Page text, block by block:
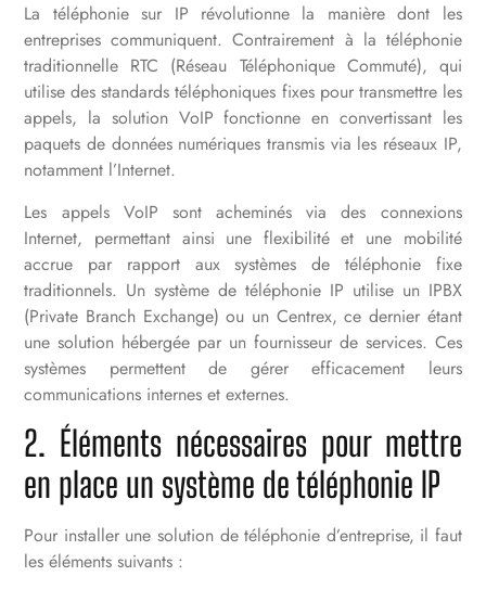
La téléphonie sur IP révolutionne la manière dont les
entreprises communiquent. Contrairement à la téléphonie
traditionnelle RTC (Réseau Téléphonique Commuté), qui
utilise des standards téléphoniques fixes pour transmettre les
appels, la solution VoIP fonctionne en convertissant les
paquets de données numériques transmis via les réseaux IP,
notamment l’Internet.
Les appels VoIP sont acheminés via des connexions
Internet, permettant ainsi une flexibilité et une mobilité
accrue par rapport aux systèmes de téléphonie fixe
traditionnels. Un système de téléphonie IP utilise un IPBX
(Private Branch Exchange) ou un Centrex, ce dernier étant
une solution hébergée par un fournisseur de services. Ces
systèmes permettent de gérer efficacement leurs
communications internes et externes.
2. Éléments nécessaires pour mettre
en place un système de téléphonie IP
Pour installer une solution de téléphonie d’entreprise, il faut
les éléments suivants :